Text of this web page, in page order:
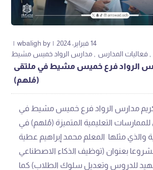
14 فبراير، 2024 by
wbaligh
فعاليات المدارس مدارس الرواد خميس مشيط
الرواد فرع خميس مشيط في ملتقى
(مُلهم)
تكريم مدارس الرواد فرع خميس مشيط في
للممارسات التعليمية المتميزة (مُلهم) في
والذي مثلها المعلم محمد إبراهيم عطية
بعنوان (توظيف الذكاء الاصطناعي
للدروس وتعديل سلوك الطلاب) كما